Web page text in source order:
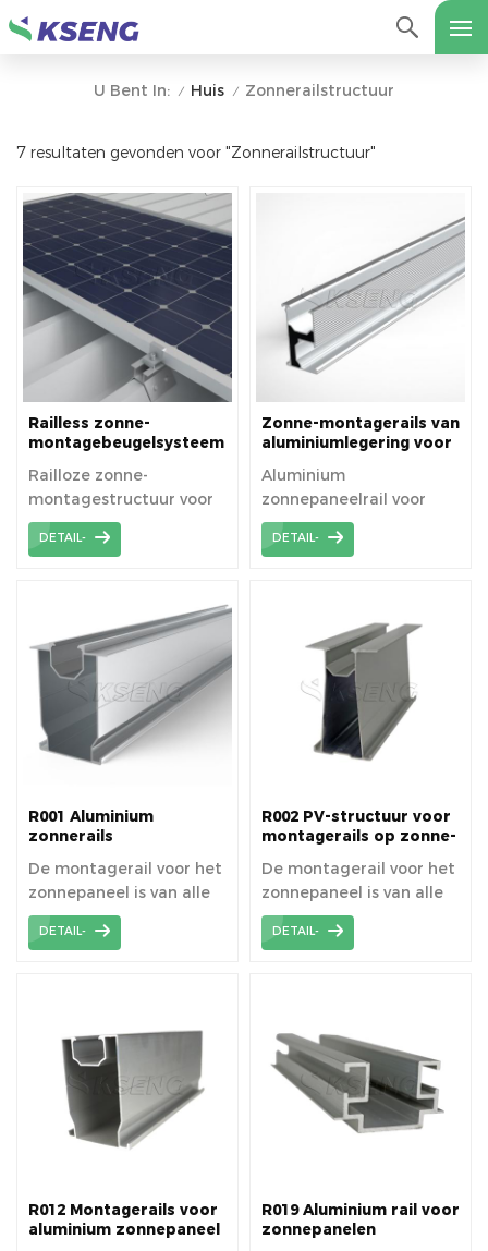
U Bent In: / Huis / Zonnerailstructuur
7 resultaten gevonden voor "Zonnerailstructuur"
Railless zonne-
montagebeugelsysteem
Railloze zonne-
montagestructuur voor
metalen dak, zeer
weinig componenten die
DETAIL-
Zonne-montagerails van
aluminiumlegering voor
Aluminium
zonnepaneelrail voor
montage van
zonnepanelen.
DETAIL-
R001 Aluminium
zonnerails
De montagerail voor het
zonnepaneel is van alle
beugelmaterialen
hoogwaardige
25 jaar te garanderen.
DETAIL-
R002 PV-structuur voor
montagerails op zonne-
De montagerail voor het
zonnepaneel is van alle
beugelmaterialen
hoogwaardige
25 jaar te garanderen.
DETAIL-
R012 Montagerails voor
aluminium zonnepaneel
R019 Aluminium rail voor
zonnepanelen